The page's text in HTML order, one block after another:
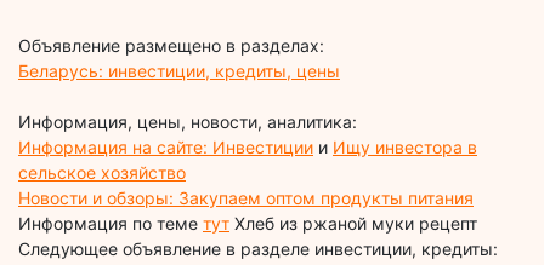
Объявление размещено в разделах:
Беларусь: инвестиции, кредиты, цены
Информация, цены, новости, аналитика:
Информация на сайте: Инвестиции и Ищу инвестора в
сельское хозяйство
Новости и обзоры: Закупаем оптом продукты питания
Информация по теме тут Хлеб из ржаной муки рецепт
Следующее объявление в разделе инвестиции, кредиты: